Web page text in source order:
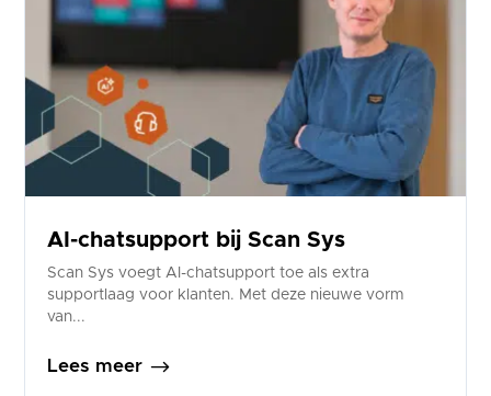
AI-chatsupport bij Scan Sys
Scan Sys voegt AI-chatsupport toe als extra
supportlaag voor klanten. Met deze nieuwe vorm
van...
Lees meer $